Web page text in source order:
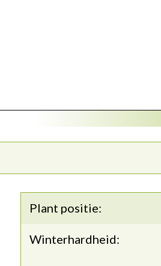
Plant positie:
Winterhardheid: